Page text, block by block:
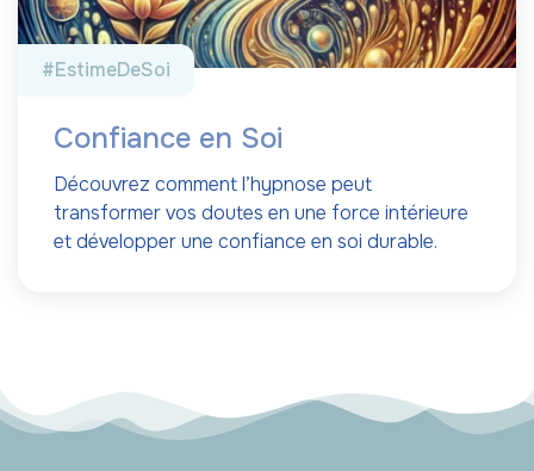
#EstimeDeSoi
Confiance en Soi
Découvrez comment l’hypnose peut
transformer vos doutes en une force intérieure
et développer une confiance en soi durable.